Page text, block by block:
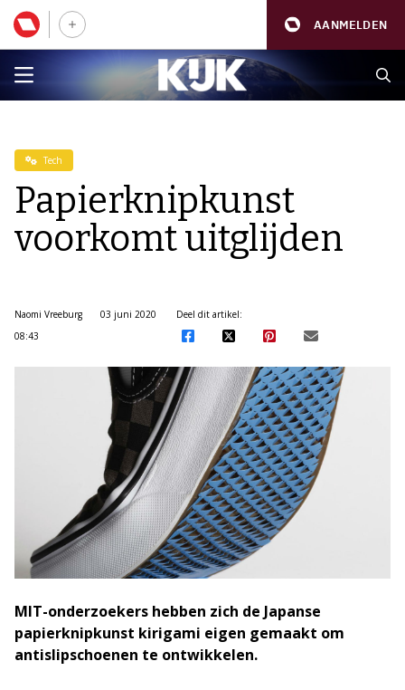
AANMELDEN
Tech
Papierknipkunst
voorkomt uitglijden
Naomi Vreeburg
03 juni 2020
08:43
Deel dit artikel:
MIT-onderzoekers hebben zich de Japanse
papierknipkunst kirigami eigen gemaakt om
antislipschoenen te ontwikkelen.